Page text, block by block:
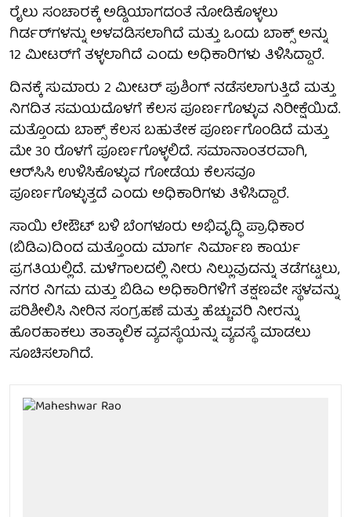
ರೈಲು ಸಂಚಾರಕ್ಕೆ ಅಡ್ಡಿಯಾಗದಂತೆ ನೋಡಿಕೊಳ್ಳಲು
ಗಿರ್ಡರ್‌ಗಳನ್ನು ಅಳವಡಿಸಲಾಗಿದೆ ಮತ್ತು ಒಂದು ಬಾಕ್ಸ್ ಅನ್ನು
12 ಮೀಟರ್‌ಗೆ ತಳ್ಳಲಾಗಿದೆ ಎಂದು ಅಧಿಕಾರಿಗಳು ತಿಳಿಸಿದ್ದಾರೆ.
ದಿನಕ್ಕೆ ಸುಮಾರು 2 ಮೀಟರ್ ಪುಶಿಂಗ್ ನಡೆಸಲಾಗುತ್ತಿದೆ ಮತ್ತು
ನಿಗದಿತ ಸಮಯದೊಳಗೆ ಕೆಲಸ ಪೂರ್ಣಗೊಳ್ಳುವ ನಿರೀಕ್ಷೆಯಿದೆ.
ಮತ್ತೊಂದು ಬಾಕ್ಸ್ ಕೆಲಸ ಬಹುತೇಕ ಪೂರ್ಣಗೊಂಡಿದೆ ಮತ್ತು
ಮೇ 30 ರೊಳಗೆ ಪೂರ್ಣಗೊಳ್ಳಲಿದೆ. ಸಮಾನಾಂತರವಾಗಿ,
ಆರ್‌ಸಿಸಿ ಉಳಿಸಿಕೊಳ್ಳುವ ಗೋಡೆಯ ಕೆಲಸವೂ
ಪೂರ್ಣಗೊಳ್ಳುತ್ತದೆ ಎಂದು ಅಧಿಕಾರಿಗಳು ತಿಳಿಸಿದ್ದಾರೆ.
ಸಾಯಿ ಲೇಔಟ್ ಬಳಿ ಬೆಂಗಳೂರು ಅಭಿವೃದ್ಧಿ ಪ್ರಾಧಿಕಾರ
(ಬಿಡಿಎ)ದಿಂದ ಮತ್ತೊಂದು ಮಾರ್ಗ ನಿರ್ಮಾಣ ಕಾರ್ಯ
ಪ್ರಗತಿಯಲ್ಲಿದೆ. ಮಳೆಗಾಲದಲ್ಲಿ ನೀರು ನಿಲ್ಲುವುದನ್ನು ತಡೆಗಟ್ಟಲು,
ನಗರ ನಿಗಮ ಮತ್ತು ಬಿಡಿಎ ಅಧಿಕಾರಿಗಳಿಗೆ ತಕ್ಷಣವೇ ಸ್ಥಳವನ್ನು
ಪರಿಶೀಲಿಸಿ ನೀರಿನ ಸಂಗ್ರಹಣೆ ಮತ್ತು ಹೆಚ್ಚುವರಿ ನೀರನ್ನು
ಹೊರಹಾಕಲು ತಾತ್ಕಾಲಿಕ ವ್ಯವಸ್ಥೆಯನ್ನು ವ್ಯವಸ್ಥೆ ಮಾಡಲು
ಸೂಚಿಸಲಾಗಿದೆ.